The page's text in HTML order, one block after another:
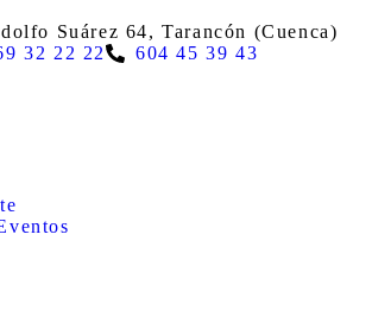
Suárez 64, Tarancón (Cuenca)
32 22 22
604 45 39 43